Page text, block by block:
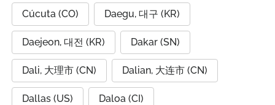
Cúcuta (CO) Daegu, 대구 (KR)
Daejeon, 대전 (KR) Dakar (SN)
Dali, 大理市 (CN) Dalian, 大连市 (CN)
Dallas (US) Daloa (CI)